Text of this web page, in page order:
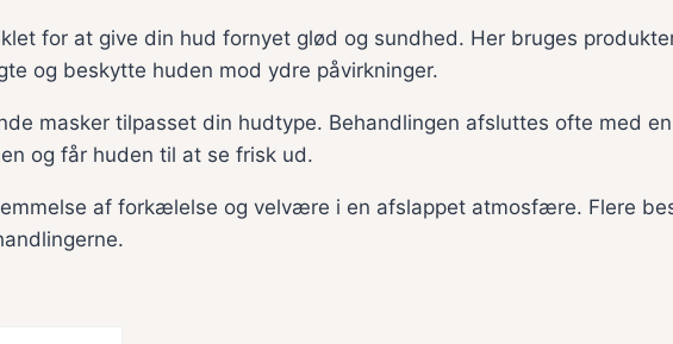
for at give din hud fornyet glød og sundhed. Her bruges
og beskytte huden mod ydre påvirkninger.
masker tilpasset din hudtype. Behandlingen afsluttes ofte med
og får huden til at se frisk ud.
af forkælelse og velvære i en afslappet atmosfære. Flere